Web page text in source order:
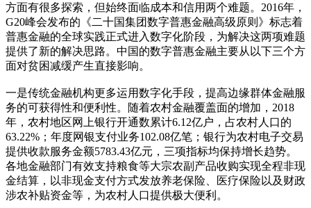
方面有很多探索，但始终面临成本和信用两个难题。2016年，
G20峰会发布的《二十国集团数字普惠金融高级原则》标志着
普惠金融的全球实践正式进入数字化阶段，为解决这两项难题
提供了新的解决思路。中国的数字普惠金融主要从以下三个方
面对贫困减缓产生直接影响。
一是传统金融机构更多运用数字化手段，提高边缘群体金融服
务的可获得性和便利性。随着农村金融覆盖面的增加，2018
年，农村地区网上银行开通数累计6.12亿户，占农村人口的
63.22%；年度网银支付业务102.08亿笔；银行为农村电子交易
提供收款服务金额5783.43亿元，三项指标均保持增长趋势。
各地金融部门有效支持粮食等大宗农副产品收购实现全程非现
金结算，以非现金支付方式发放养老保险、医疗保险以及财政
涉农补贴资金等，为农村人口提供极大便利。